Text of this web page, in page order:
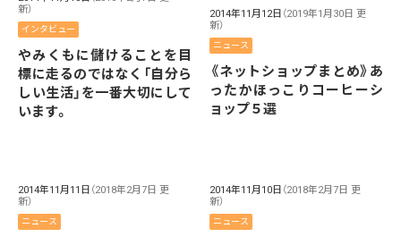
新）
インタビュー
やみくもに儲けることを目
標に走るのではなく「自分ら
しい生活」を一番大切にして
います。
2014年11月12日 （2019年1月30日 更
新）
ニュース
《ネットショップまとめ》あ
ったかほっこりコーヒーシ
ョップ５選
2014年11月11日 （2018年2月7日 更
新）
ニュース
2014年11月10日 （2018年2月7日 更
新）
ニュース